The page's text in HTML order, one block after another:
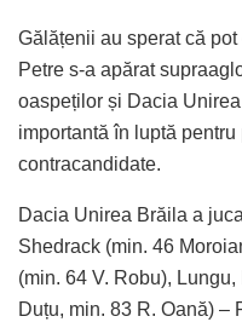
Gălățenii au sperat că
Petre s-a apărat
oaspeților și Dacia
importantă în luptă
contracandidate.
Dacia Unirea Brăila a
Shedrack (min. 46
(min. 64 V. Robu),
Duțu, min. 83 R. Oană) –